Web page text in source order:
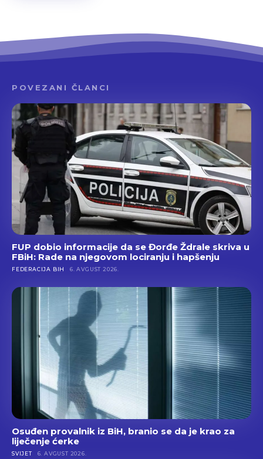
POVEZANI ČLANCI
FUP dobio informacije da se Đorđe Ždrale skriva u
FBiH: Rade na njegovom lociranju i hapšenju
FEDERACIJA BIH 6. AVGUST 2026.
Osuđen provalnik iz BiH, branio se da je krao za
liječenje ćerke
SVIJET 6. AVGUST 2026.